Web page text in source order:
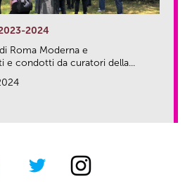
2024
Roma Moderna e
e condotti da curatori della...